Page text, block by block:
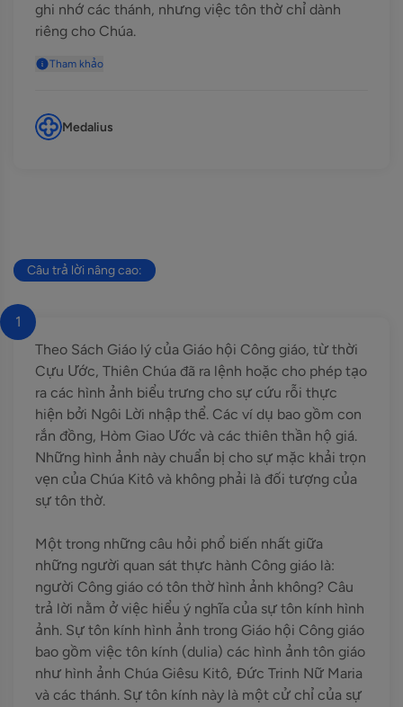
ghi nhớ các thánh, nhưng việc tôn thờ chỉ dành
riêng cho Chúa.
Tham khảo
Medalius
Câu trả lời nâng cao:
1
Theo Sách Giáo lý của Giáo hội Công giáo, từ thời
Cựu Ước, Thiên Chúa đã ra lệnh hoặc cho phép tạo
ra các hình ảnh biểu trưng cho sự cứu rỗi thực
hiện bởi Ngôi Lời nhập thể. Các ví dụ bao gồm con
rắn đồng, Hòm Giao Ước và các thiên thần hộ giá.
Những hình ảnh này chuẩn bị cho sự mặc khải trọn
vẹn của Chúa Kitô và không phải là đối tượng của
sự tôn thờ.
Một trong những câu hỏi phổ biến nhất giữa
những người quan sát thực hành Công giáo là:
người Công giáo có tôn thờ hình ảnh không? Câu
trả lời nằm ở việc hiểu ý nghĩa của sự tôn kính hình
ảnh. Sự tôn kính hình ảnh trong Giáo hội Công giáo
bao gồm việc tôn kính (dulia) các hình ảnh tôn giáo
như hình ảnh Chúa Giêsu Kitô, Đức Trinh Nữ Maria
và các thánh. Sự tôn kính này là một cử chỉ của sự